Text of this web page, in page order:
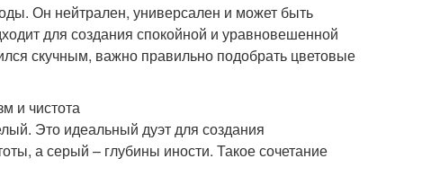
Он нейтрален, универсален и может быть
для создания спокойной и уравновешенной
скучным, важно правильно подобрать цветовые
и чистота
Это идеальный дуэт для создания
а серый – глубины иности. Такое сочетание